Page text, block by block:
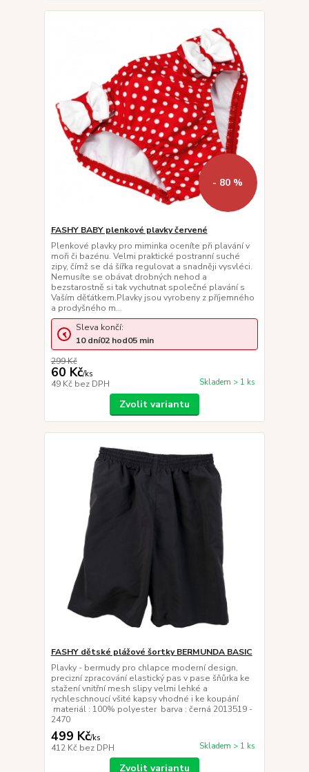
- 80 %
FASHY BABY plenkové plavky červené
Plenkové plavky pro miminka oceníte při plavání v
moři či bazénu. Velmi praktické postranní suché
zipy, čímž se dá šířka regulovat a snadněji vysvléci.
Nemusíte se obávat drobných nehod a
bezstarostně si tak vychutnat společné plavání s
Vaším děťátkem.Plavky jsou vyrobeny z příjemného
a prodyšného m...
299 Kč
60 Kč/ks
49 Kč bez DPH Skladem > 1 ks
Sleva končí:
10 dní02 hod05 min
Zvolit variantu
FASHY dětské plážové šortky BERMUNDA BASIC
Plavky - bermudy pro chlapce moderní design,
precizní zpracování elastický pas v pase šňůrka ke
stažení vnitřní mesh slipy velmi lehké a
rychleschnoucí všité kapsy vhodné i ke koupání
materiál : 100% polyester barva : černá 2013519 -
2470
499 Kč/ks
412 Kč bez DPH Skladem > 1 ks
Zvolit variantu